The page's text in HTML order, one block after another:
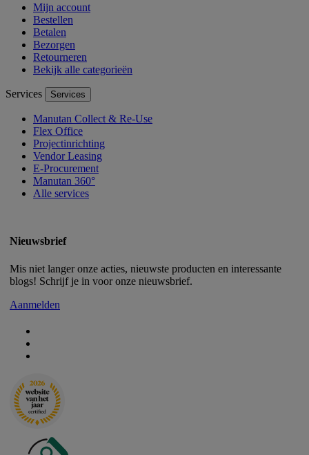
Mijn account
Bestellen
Betalen
Bezorgen
Retourneren
Bekijk alle categorieën
Services Services
Manutan Collect & Re-Use
Flex Office
Projectinrichting
Vendor Leasing
E-Procurement
Manutan 360°
Alle services
Nieuwsbrief
Mis niet langer onze acties, nieuwste producten en interessante
blogs! Schrijf je in voor onze nieuwsbrief.
Aanmelden